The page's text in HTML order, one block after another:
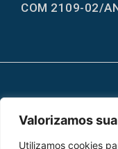
Valorizamos
Utilizamos cookies
COM 2109-02/